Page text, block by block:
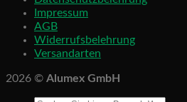
Impressum
AGB
Widerrufsbelehrung
Versandarten
2026 © Alumex GmbH